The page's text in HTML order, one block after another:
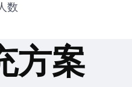
数
方案